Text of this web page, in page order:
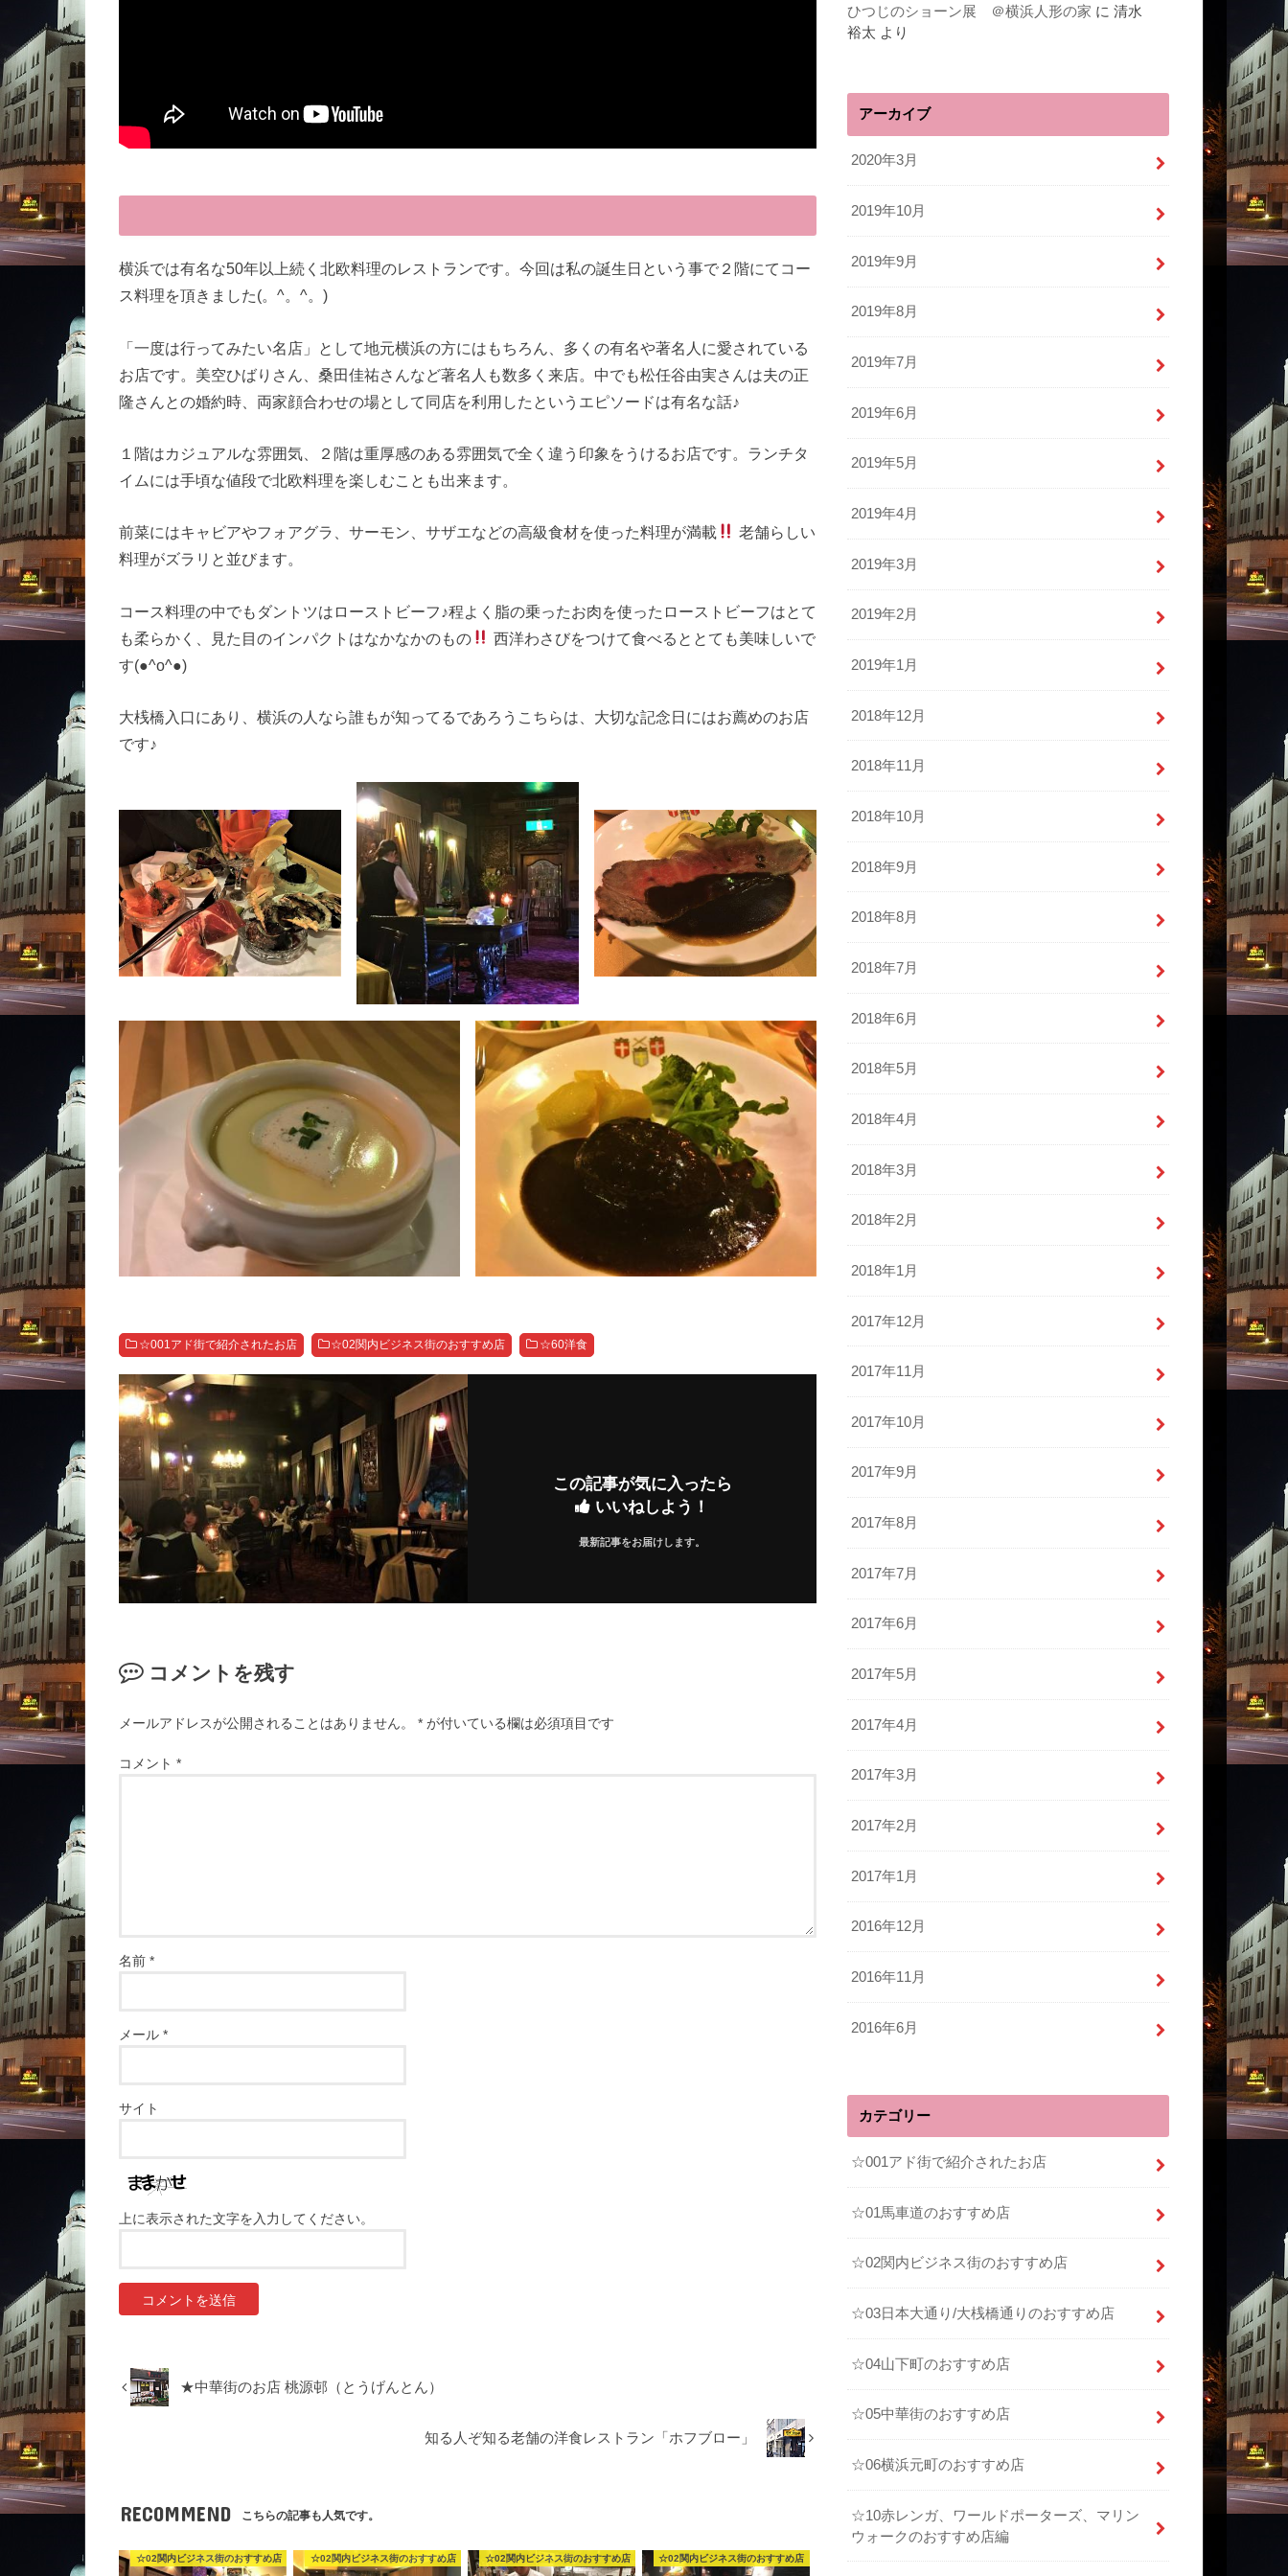
横浜では有名な50年以上続く北欧料理のレストランです。今回は私の誕生日という事で２階にてコー
ス料理を頂きました(。^。^。)
「一度は行ってみたい名店」として地元横浜の方にはもちろん、多くの有名や著名人に愛されている
お店です。美空ひばりさん、桑田佳祐さんなど著名人も数多く来店。中でも松任谷由実さんは夫の正
隆さんとの婚約時、両家顔合わせの場として同店を利用したというエピソードは有名な話♪
１階はカジュアルな雰囲気、２階は重厚感のある雰囲気で全く違う印象をうけるお店です。ランチタ
イムには手頃な値段で北欧料理を楽しむことも出来ます。
前菜にはキャビアやフォアグラ、サーモン、サザエなどの高級食材を使った料理が満載
老舗らしい
料理がズラリと並びます。
コース料理の中でもダントツはローストビーフ♪程よく脂の乗ったお肉を使ったローストビーフはとて
も柔らかく、見た目のインパクトはなかなかのもの
西洋わさびをつけて食べるととても美味しいで
す(●^o^●)
大桟橋入口にあり、横浜の人なら誰もが知ってるであろうこちらは、大切な記念日にはお薦めのお店
です♪
☆001アド街で紹介されたお店 ☆02関内ビジネス街のおすすめ店 ☆60洋食
この記事が気に入ったら
いいねしよう！
最新記事をお届けします。
コメントを残す
メールアドレスが公開されることはありません。 * が付いている欄は必須項目です
コメント *
名前 *
メール *
サイト
上に表示された文字を入力してください。
★中華街のお店 桃源邨（とうげんとん）
知る人ぞ知る老舗の洋食レストラン「ホフブロー」
RECOMMEND こちらの記事も人気です。
☆02関内ビジネス街のおすすめ店 ☆02関内ビジネス街のおすすめ店 ☆02関内ビジネス街のおすすめ店 ☆02関内ビジネス街のおすすめ店
ひつじのショーン展 ＠横浜人形の家 に 清水
裕太 より
アーカイブ
2020年3月
2019年10月
2019年9月
2019年8月
2019年7月
2019年6月
2019年5月
2019年4月
2019年3月
2019年2月
2019年1月
2018年12月
2018年11月
2018年10月
2018年9月
2018年8月
2018年7月
2018年6月
2018年5月
2018年4月
2018年3月
2018年2月
2018年1月
2017年12月
2017年11月
2017年10月
2017年9月
2017年8月
2017年7月
2017年6月
2017年5月
2017年4月
2017年3月
2017年2月
2017年1月
2016年12月
2016年11月
2016年6月
カテゴリー
☆001アド街で紹介されたお店
☆01馬車道のおすすめ店
☆02関内ビジネス街のおすすめ店
☆03日本大通り/大桟橋通りのおすすめ店
☆04山下町のおすすめ店
☆05中華街のおすすめ店
☆06横浜元町のおすすめ店
☆10赤レンガ、ワールドポーターズ、マリン
ウォークのおすすめ店編